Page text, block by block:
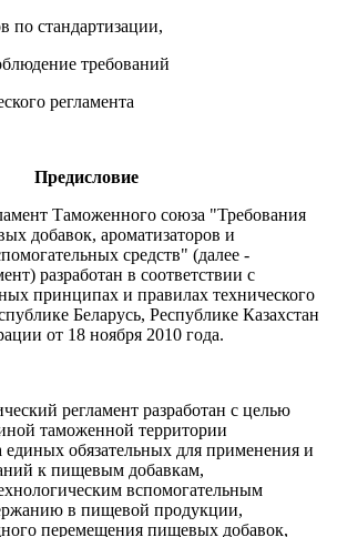
по стандартизации,
требований
регламента
Предисловие
Таможенного союза "Требования
добавок, ароматизаторов и
средств" (далее -
разработан в соответствии с
принципах и правилах технического
Беларусь, Республике Казахстан
от 18 ноября 2010 года.
регламент разработан с целью
таможенной территории
обязательных для применения и
к пищевым добавкам,
вспомогательным
в пищевой продукции,
перемещения пищевых добавок,